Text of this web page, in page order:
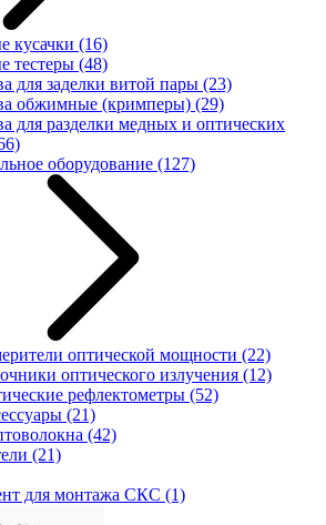
кусачки (16)
тестеры (48)
для заделки витой пары (23)
обжимные (кримперы) (29)
для разделки медных и оптических
оборудование (127)
оптической мощности (22)
оптического излучения (12)
рефлектометры (52)
(21)
(42)
(21)
для монтажа СКС (1)